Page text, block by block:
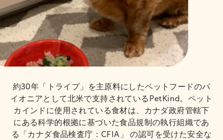
約30年「トライプ」を主原料にしたペットフードのパ
イオニアとして北米で支持されているPetKind。ペット
カインドに使用されている食材は、カナダ政府管轄下
にある科学的根拠に基づいた食品規制の執行組織であ
る「カナダ食品検査庁：CFIA」 の認可を受けた安全な